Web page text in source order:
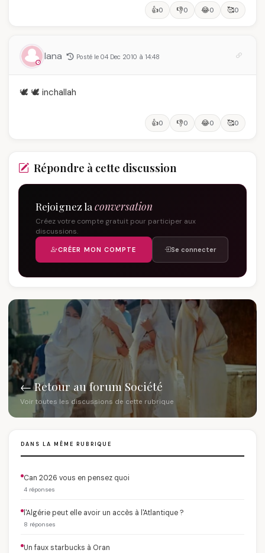
👍0 👎0 😂0 🥰0
lana Posté le 04 Dec 2010 à 14:48
🕊️ 🕊️ inchallah
👍0 👎0 😂0 🥰0
Répondre à cette discussion
Rejoignez la conversation
Créez votre compte gratuit pour participer aux
discussions.
CRÉER MON COMPTE Se connecter
← Retour au forum Société
Voir toutes les discussions de cette rubrique
DANS LA MÊME RUBRIQUE
Can 2026 vous en pensez quoi
4 réponses
l'Algérie peut elle avoir un accès à l'Atlantique ?
8 réponses
Un faux starbucks à Oran